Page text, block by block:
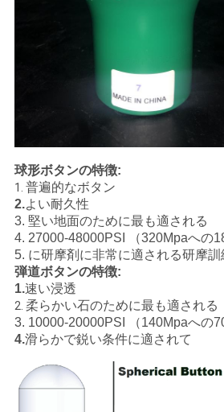
球形ボタンの特徴:
1. 普遍的なボタン
2.よい耐久性
3. 堅い地面のために最も適される
4. 27000-48000PSI （320Mpaへの
5. に研摩剤に非常に適される研摩
弾道ボタンの特徴:
1.速い浸透
2. 柔らかい石のために最も適される
3. 10000-20000PSI （140Mpaへの70
4.滑らかで鋭い条件に適されて